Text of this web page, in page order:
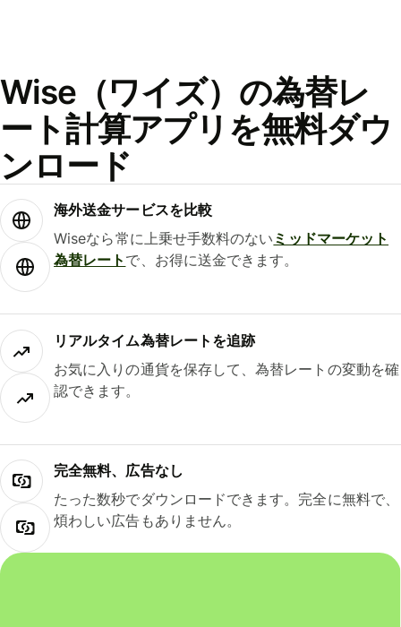
Wise（ワイズ）の為替レ
ート計算アプリを無料ダウ
ンロード
海外送金サービスを比較
Wiseなら常に上乗せ手数料のない ミッドマーケット
為替レート で、お得に送金できます。
リアルタイム為替レートを追跡
お気に入りの通貨を保存して、為替レートの変動を確
認できます。
完全無料、広告なし
たった数秒でダウンロードできます。完全に無料で、
煩わしい広告もありません。